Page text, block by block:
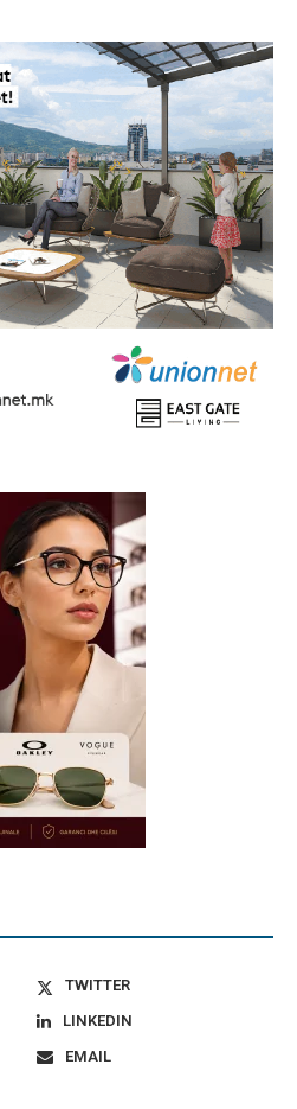
TWITTER
LINKEDIN
EMAIL